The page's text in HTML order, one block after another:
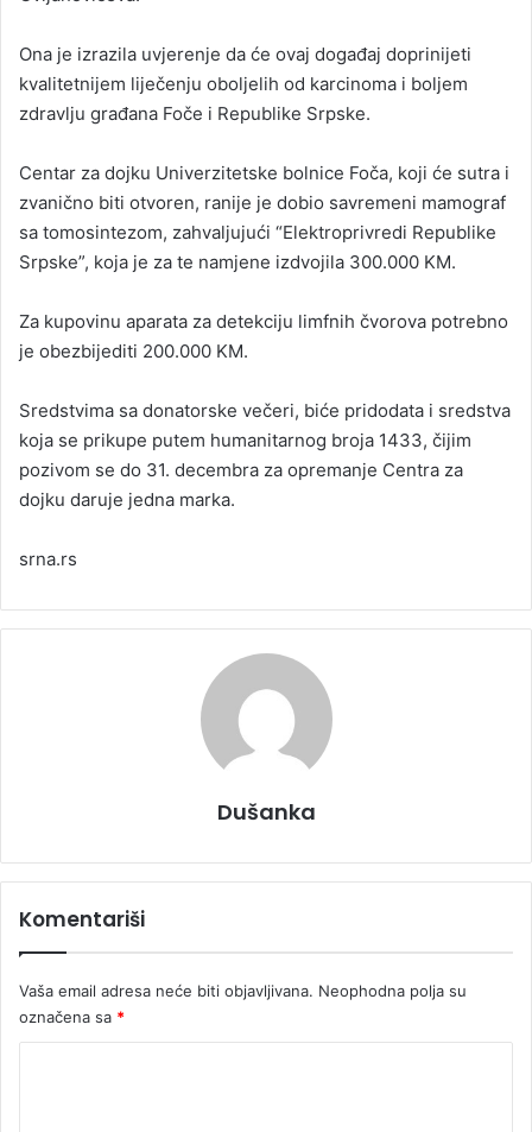
Ona je izrazila uvjerenje da će ovaj događaj doprinijeti
kvalitetnijem liječenju oboljelih od karcinoma i boljem
zdravlju građana Foče i Republike Srpske.
Centar za dojku Univerzitetske bolnice Foča, koji će sutra i
zvanično biti otvoren, ranije je dobio savremeni mamograf
sa tomosintezom, zahvaljujući “Elektroprivredi Republike
Srpske”, koja je za te namjene izdvojila 300.000 KM.
Za kupovinu aparata za detekciju limfnih čvorova potrebno
je obezbijediti 200.000 KM.
Sredstvima sa donatorske večeri, biće pridodata i sredstva
koja se prikupe putem humanitarnog broja 1433, čijim
pozivom se do 31. decembra za opremanje Centra za
dojku daruje jedna marka.
srna.rs
Dušanka
Komentariši
Vaša email adresa neće biti objavljivana. Neophodna polja su
označena sa *